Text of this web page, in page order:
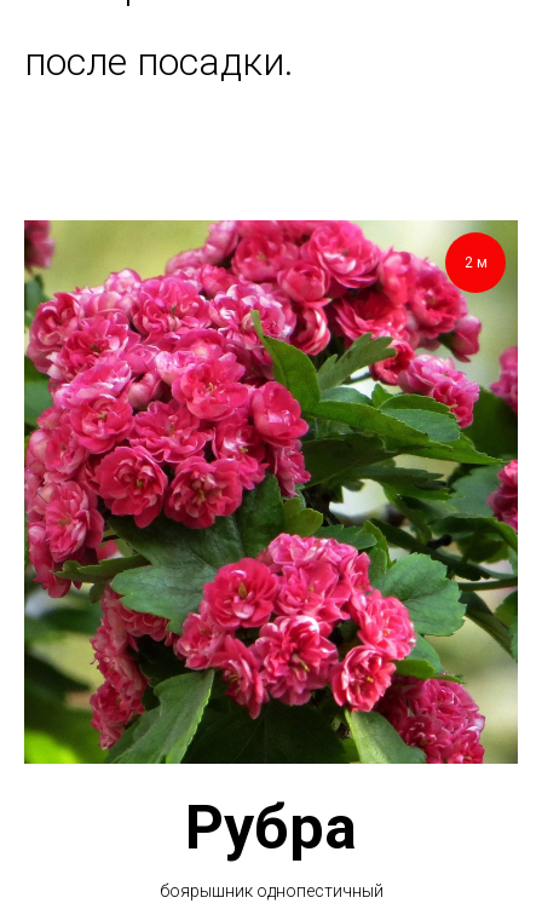
после посадки.
2 м
Рубра
боярышник однопестичный